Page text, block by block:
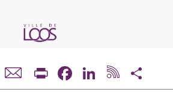
contenu
Main
navigation
VIE MUNICIPALE
Print FacebookLinkedIn